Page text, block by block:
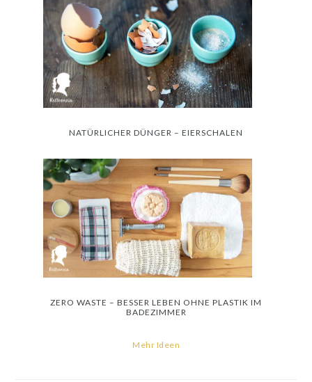
NATÜRLICHER DÜNGER – EIERSCHALEN
ZERO WASTE – BESSER LEBEN OHNE PLASTIK IM
BADEZIMMER
Mehr Ideen